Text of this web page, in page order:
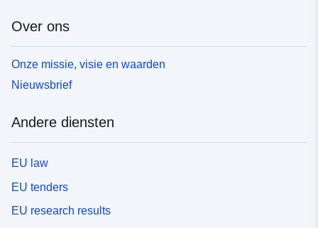
Over ons
Onze missie, visie en waarden
Nieuwsbrief
Andere diensten
EU law
EU tenders
EU research results